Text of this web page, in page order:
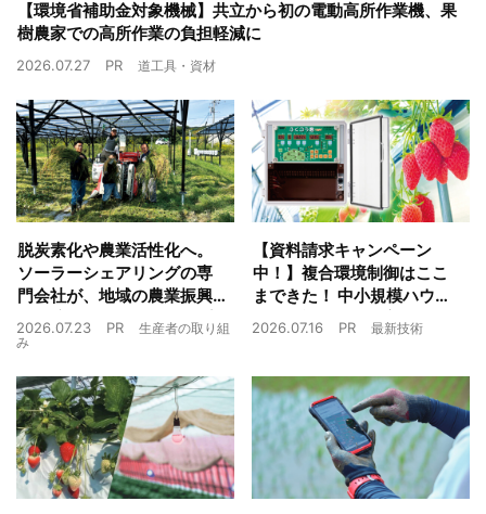
【環境省補助金対象機械】共立から初の電動高所作業機、果
樹農家での高所作業の負担軽減に
2026.07.27 PR 道工具・資材
脱炭素化や農業活性化へ。
ソーラーシェアリングの専
門会社が、地域の農業振興
や経済循環をワンストップ
でサポート
2026.07.23 PR
生産者の取り組
み
【資料請求キャンペーン
中！】複合環境制御はここ
まできた！ 中小規模ハウス
でも検討しやすい高コスパ
複合環境制御装置が誕生
2026.07.16 PR 最新技術